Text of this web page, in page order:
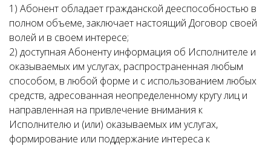
1) Абонент обладает гражданской дееспособностью в
полном объеме, заключает настоящий Договор своей
волей и в своем интересе;
2) доступная Абоненту информация об Исполнителе и
оказываемых им услугах, распространенная любым
способом, в любой форме и с использованием любых
средств, адресованная неопределенному кругу лиц и
направленная на привлечение внимания к
Исполнителю и (или) оказываемых им услугах,
формирование или поддержание интереса к